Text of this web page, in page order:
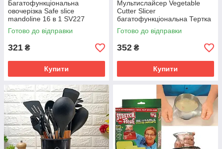
Багатофункціональна
овочерізка Safe slice
mandoline 16 в 1 SV227
Готово до відправки
321 ₴
Купити
Мультислайсер Vegetable
Cutter Slicer
багатофункціональна Тертка
Овочерізка Шинковка
Слайсер з контейнером
Готово до відправки
352 ₴
Купити